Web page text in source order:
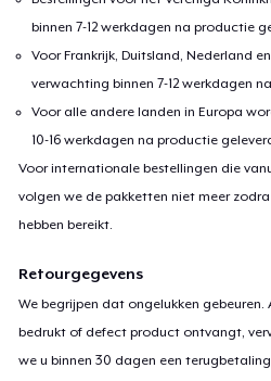
binnen 7-12 werkdagen na productie
Voor Frankrijk, Duitsland, Nederland
verwachting binnen 7-12 werkdagen
Voor alle andere landen in Europa
10-16 werkdagen na productie
Voor internationale bestellingen die
volgen we de pakketten niet meer
hebben bereikt.
Retourgegevens
We begrijpen dat ongelukken gebeuren.
bedrukt of defect product ontvangt,
we u binnen 30 dagen een